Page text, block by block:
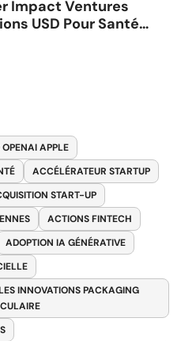
Impact Ventures
USD Pour Santé
APPLE
ACCÉLÉRATEUR STARTUP
START-UP
ACTIONS FINTECH
ADOPTION IA GÉNÉRATIVE
INNOVATIONS PACKAGING